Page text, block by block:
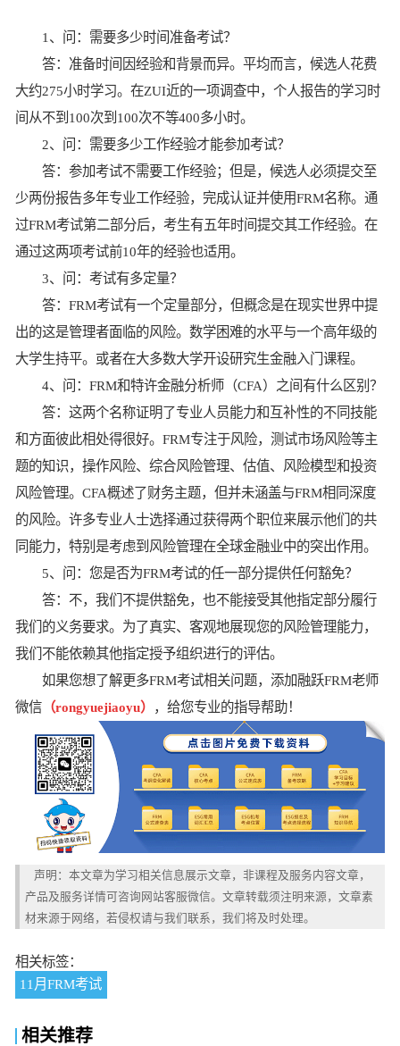
1、问：需要多少时间准备考试？
答：准备时间因经验和背景而异。平均而言，候选人花费
大约275小时学习。在ZUI近的一项调查中，个人报告的学习时
间从不到100次到100次不等400多小时。
2、问：需要多少工作经验才能参加考试？
答：参加考试不需要工作经验；但是，候选人必须提交至
少两份报告多年专业工作经验，完成认证并使用FRM名称。通
过FRM考试第二部分后，考生有五年时间提交其工作经验。在
通过这两项考试前10年的经验也适用。
3、问：考试有多定量？
答：FRM考试有一个定量部分，但概念是在现实世界中提
出的这是管理者面临的风险。数学困难的水平与一个高年级的
大学生持平。或者在大多数大学开设研究生金融入门课程。
4、问：FRM和特许金融分析师（CFA）之间有什么区别？
答：这两个名称证明了专业人员能力和互补性的不同技能
和方面彼此相处得很好。FRM专注于风险，测试市场风险等主
题的知识，操作风险、综合风险管理、估值、风险模型和投资
风险管理。CFA概述了财务主题，但并未涵盖与FRM相同深度
的风险。许多专业人士选择通过获得两个职位来展示他们的共
同能力，特别是考虑到风险管理在全球金融业中的突出作用。
5、问：您是否为FRM考试的任一部分提供任何豁免？
答：不，我们不提供豁免，也不能接受其他指定部分履行
我们的义务要求。为了真实、客观地展现您的风险管理能力，
我们不能依赖其他指定授予组织进行的评估。
如果您想了解更多FRM考试相关问题，添加融跃FRM老师
微信（rongyuejiaoyu） ，给您专业的指导帮助！
声明：本文章为学习相关信息展示文章，非课程及服务内容文章，
产品及服务详情可咨询网站客服微信。文章转载须注明来源，文章素
材来源于网络，若侵权请与我们联系，我们将及时处理。
相关标签：
11月FRM考试
相关推荐